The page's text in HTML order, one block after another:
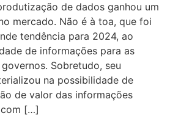
de dados ganhou um
mercado. Não é à toa, que foi
tendência para 2024, ao
de informações para as
Sobretudo, seu
na possibilidade de
de valor das informações
[…]